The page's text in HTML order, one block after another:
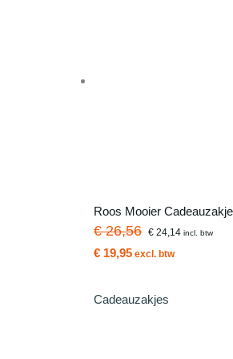
Roos Mooier
€ 26,56 € 24,14incl. btw
€ 19,95 excl. btw
Cadeauzakjes